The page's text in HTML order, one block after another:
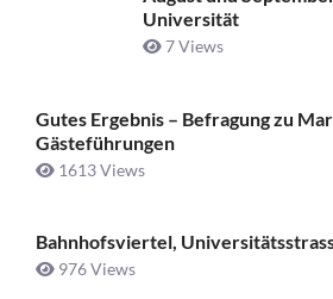
Universität
7 Views
Gutes Ergebnis – Befragung zu
Gästeführungen
1613 Views
Bahnhofsviertel,
976 Views